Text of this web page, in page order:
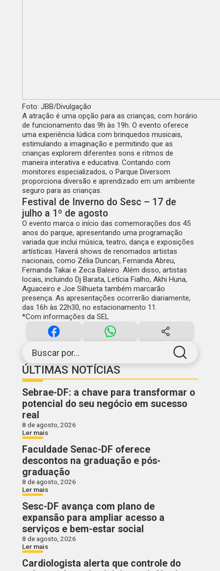
Buscar por...
ÚLTIMAS NOTÍCIAS
Sebrae-DF: a chave para transformar o
potencial do seu negócio em sucesso
real
8 de agosto, 2026
Ler mais
Faculdade Senac-DF oferece
descontos na graduação e pós-
graduação
8 de agosto, 2026
Ler mais
Sesc-DF avança com plano de
expansão para ampliar acesso a
serviços e bem-estar social
8 de agosto, 2026
Ler mais
Cardiologista alerta que controle do
Foto: JBB/Divulgação
A atração é uma opção para as crianças, com horário
de funcionamento das 9h às 19h. O evento oferece
uma experiência lúdica com brinquedos musicais,
estimulando a imaginação e permitindo que as
crianças explorem diferentes sons e ritmos de
maneira interativa e educativa. Contando com
monitores especializados, o Parque Diversom
proporciona diversão e aprendizado em um ambiente
seguro para as crianças.
Festival de Inverno do Sesc – 17 de
julho a 1º de agosto
O evento marca o início das comemorações dos 45
anos do parque, apresentando uma programação
variada que inclui música, teatro, dança e exposições
artísticas. Haverá shows de renomados artistas
nacionais, como Zélia Duncan, Fernanda Abreu,
Fernanda Takai e Zeca Baleiro. Além disso, artistas
locais, incluindo Dj Barata, Letícia Fialho, Akhi Huna,
Aguaceiro e Joe Silhueta também marcarão
presença. As apresentações ocorrerão diariamente,
das 16h às 22h30, no estacionamento 11.
*Com informações da SEL